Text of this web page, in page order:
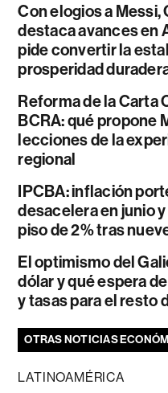
Con elogios a Messi,
destaca avances en
pide convertir la
prosperidad
Reforma de la Carta
BCRA: qué propone
lecciones de la
regional
IPCBA: inflación
desacelera en junio
piso de 2% tras
El optimismo del
dólar y qué espera
y tasas para el resto
OTRAS NOTICIAS
LATINOAMÉRICA